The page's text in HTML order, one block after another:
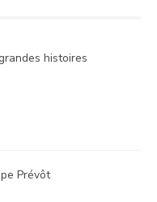
histoires
Prévôt